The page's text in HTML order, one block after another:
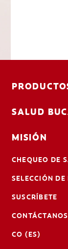
SALUD
MISIÓN
CHEQUEO DE
SELECCIÓN DE
SUSCRÍBETE
CONTÁCTANOS
CO (ES)